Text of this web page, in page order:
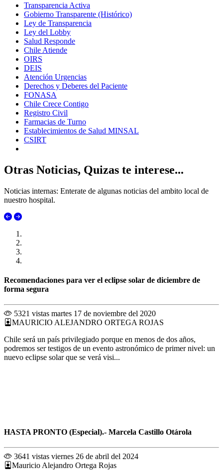
Transparencia Activa
Gobierno Transparente (Histórico)
Ley de Transparencia
Ley del Lobby
Salud Responde
Chile Atiende
OIRS
DEIS
Atención Urgencias
Derechos y Deberes del Paciente
FONASA
Chile Crece Contigo
Registro Civil
Farmacias de Turno
Establecimientos de Salud MINSAL
CSIRT
Otras Noticias, Quizas te interese...
Noticias internas: Enterate de algunas noticias del ambito local de
nuestro hospital.
Recomendaciones para ver el eclipse solar de diciembre de
forma segura
5321 vistas martes 17 de noviembre del 2020
MAURICIO ALEJANDRO ORTEGA ROJAS
Chile será un país privilegiado porque en menos de dos años,
podremos ser testigos de un evento astronómico de primer nivel: un
nuevo eclipse solar que se verá visi...
HASTA PRONTO (Especial).- Marcela Castillo Otárola
3641 vistas viernes 26 de abril del 2024
Mauricio Alejandro Ortega Rojas